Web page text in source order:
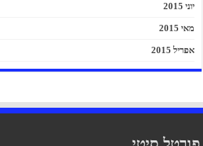
יוני 2015
מאי 2015
אפריל 2015